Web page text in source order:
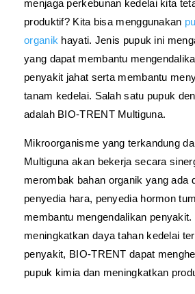
menjaga perkebunan kedelai kita
produktif? Kita bisa menggunakan
organik hayati. Jenis pupuk ini
yang dapat membantu
penyakit jahat serta membantu
tanam kedelai. Salah satu pupuk
adalah BIO-TRENT Multiguna.
Mikroorganisme yang terkandung
Multiguna akan bekerja secara
merombak bahan organik yang ada
penyedia hara, penyedia hormon
membantu mengendalikan
meningkatkan daya tahan kedelai
penyakit, BIO-TRENT dapat
pupuk kimia dan meningkatkan